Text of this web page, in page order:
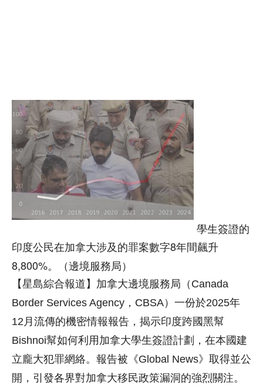
學生簽證的
印度公民在加拿大涉及的罪案數字8年間飆升
8,800%。（邊境服務局）
【星島綜合報道】加拿大邊境服務局（Canada
Border Services Agency，CBSA）一份於2025年
12月流傳的機密情報報告，揭示印度跨國黑幫
Bishnoi幫如何利用加拿大學生簽證計劃，在本國建
立龐大犯罪網絡。報告被《Global News》取得並公
開，引發各界對加拿大移民政策漏洞的強烈關注。